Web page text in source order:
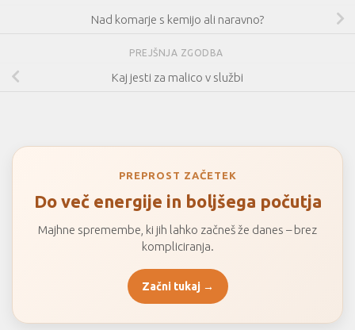
Nad komarje s kemijo ali naravno?
PREJŠNJA ZGODBA
Kaj jesti za malico v službi
PREPROST ZAČETEK
Do več energije in boljšega počutja
Majhne spremembe, ki jih lahko začneš že danes – brez
kompliciranja.
Začni tukaj →